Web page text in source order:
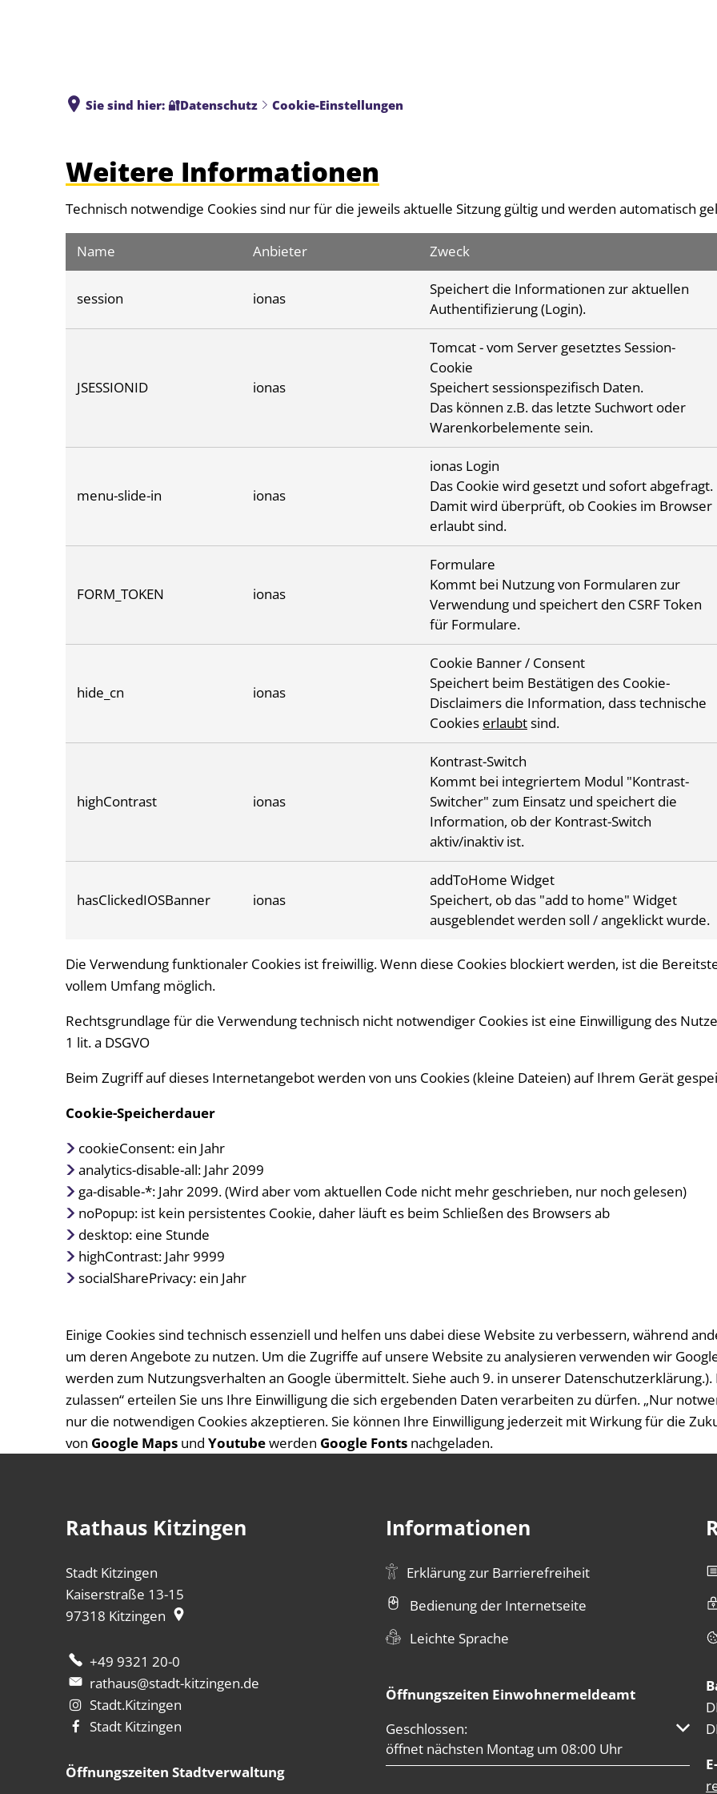
Sie sind hier: 🔐Datenschutz Cookie-Einstellungen
Cookie-
Einstellungen
Weitere Informationen
Technisch notwendige Cookies sind nur für die jeweils aktuelle Sitzung gültig und werden automatisch
Name Anbieter Zweck
session ionas
Speichert die Informationen zur aktuellen
Authentifizierung (Login).
JSESSIONID ionas
Tomcat - vom Server gesetztes Session-
Cookie
Speichert sessionspezifisch Daten.
Das können z.B. das letzte Suchwort oder
Warenkorbelemente sein.
menu-slide-in ionas
ionas Login
Das Cookie wird gesetzt und sofort abgefragt.
Damit wird überprüft, ob Cookies im Browser
erlaubt sind.
FORM_TOKEN ionas
Formulare
Kommt bei Nutzung von Formularen zur
Verwendung und speichert den CSRF Token
für Formulare.
hide_cn ionas
Cookie Banner / Consent
Speichert beim Bestätigen des Cookie-
Disclaimers die Information, dass technische
Cookies erlaubtsind.
highContrast ionas
Kontrast-Switch
Kommt bei integriertem Modul "Kontrast-
Switcher" zum Einsatz und speichert die
Information, ob der Kontrast-Switch
aktiv/inaktiv ist.
hasClickedIOSBanner ionas
addToHome Widget
Speichert, ob das "add to home" Widget
ausgeblendet werden soll / angeklickt wurde.
Die Verwendung funktionaler Cookies ist freiwillig. Wenn diese Cookies blockiert werden, ist die
vollem Umfang möglich.
Rechtsgrundlage für die Verwendung technisch nicht notwendiger Cookies ist eine Einwilligung des
1 lit. a DSGVO
Beim Zugriff auf dieses Internetangebot werden von uns Cookies (kleine Dateien) auf Ihrem Gerät
Cookie-Speicherdauer
cookieConsent: ein Jahr
analytics-disable-all: Jahr 2099
ga-disable-*: Jahr 2099. (Wird aber vom aktuellen Code nicht mehr geschrieben, nur noch gelesen)
noPopup: ist kein persistentes Cookie, daher läuft es beim Schließen des Browsers ab
desktop: eine Stunde
highContrast: Jahr 9999
socialSharePrivacy: ein Jahr
Einige Cookies sind technisch essenziell und helfen uns dabei diese Website zu verbessern, während
um deren Angebote zu nutzen. Um die Zugriffe auf unsere Website zu analysieren verwenden wir
werden zum Nutzungsverhalten an Google übermittelt. Siehe auch 9. in unserer
zulassen“ erteilen Sie uns Ihre Einwilligung die sich ergebenden Daten verarbeiten zu dürfen. „Nur
nur die notwendigen Cookies akzeptieren. Sie können Ihre Einwilligung jederzeit mit Wirkung für die
von Google Maps und Youtubewerden Google Fonts nachgeladen.
Rathaus Kitzingen
Stadt Kitzingen
Kaiserstraße 13-15
97318 Kitzingen
+49 9321 20-0
rathaus@stadt-kitzingen.de
Stadt.Kitzingen
Stadt Kitzingen
Öffnungszeiten Stadtverwaltung
Informationen
Erklärung zur Barrierefreiheit
Bedienung der Internetseite
Leichte Sprache
Öffnungszeiten Einwohnermeldeamt
Klicken, um weitere Öffnungs- oder Schließzeiten
Geschlossen:
öffnet nächsten Montag um 08:00 Uhr